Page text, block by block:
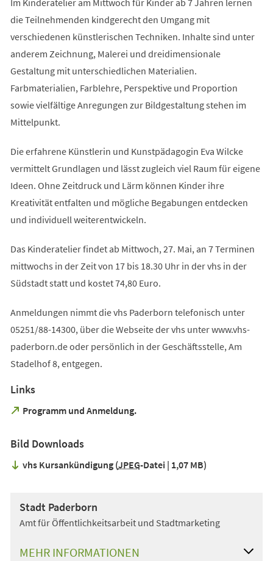
Im Kinderatelier am Mittwoch für Kinder ab 7 Jahren lernen
die Teilnehmenden kindgerecht den Umgang mit
verschiedenen künstlerischen Techniken. Inhalte sind unter
anderem Zeichnung, Malerei und dreidimensionale
Gestaltung mit unterschiedlichen Materialien.
Farbmaterialien, Farblehre, Perspektive und Proportion
sowie vielfältige Anregungen zur Bildgestaltung stehen im
Mittelpunkt.
Die erfahrene Künstlerin und Kunstpädagogin Eva Wilcke
vermittelt Grundlagen und lässt zugleich viel Raum für eigene
Ideen. Ohne Zeitdruck und Lärm können Kinder ihre
Kreativität entfalten und mögliche Begabungen entdecken
und individuell weiterentwickeln.
Das Kinderatelier findet ab Mittwoch, 27. Mai, an 7 Terminen
mittwochs in der Zeit von 17 bis 18.30 Uhr in der vhs in der
Südstadt statt und kostet 74,80 Euro.
Anmeldungen nimmt die vhs Paderborn telefonisch unter
05251/88-14300, über die Webseite der vhs unter www.vhs-
paderborn.de oder persönlich in der Geschäftsstelle, Am
Stadelhof 8, entgegen.
Links
Programm und Anmeldung.
(Öffnet
neuen
Tab)
Bild Downloads
vhs Kursankündigung JPEG-Datei 1,07 MB
Stadt Paderborn
Amt für Öffentlichkeitsarbeit und Stadtmarketing
MEHR INFORMATIONEN